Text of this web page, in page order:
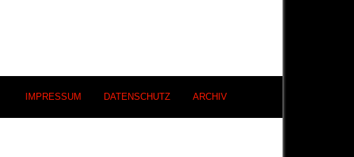
IMPRESSUM DATENSCHUTZ ARCHIV